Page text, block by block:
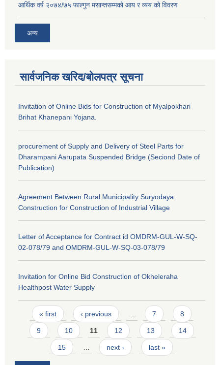
आर्थिक वर्ष २०७४/७५ फाल्गुन मसान्तसम्मको आय र व्यय को विवरण
अन्य
सार्वजनिक खरिद/बोलपत्र सूचना
Invitation of Online Bids for Construction of Myalpokhari
Brihat Khanepani Yojana.
procurement of Supply and Delivery of Steel Parts for
Dharampani Aarupata Suspended Bridge (Seciond Date of
Publication)
Agreement Between Rural Municipality Suryodaya
Construction for Construction of Industrial Village
Letter of Acceptance for Contract id OMDRM-GUL-W-SQ-
02-078/79 and OMDRM-GUL-W-SQ-03-078/79
Invitation for Online Bid Construction of Okheleraha
Healthpost Water Supply
Pages
« first ‹ previous … 7 8
9 10 11 12 13 14
15 … next › last »